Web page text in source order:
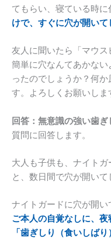
てもらい、寝ている時に
けで、すぐに穴が開いて
友人に聞いたら「マウ
簡単に穴なんてあかな
ったのでしょうか？何
す。よろしくお願いしま
回答：無意識の強い歯
質問に回答します。
大人も子供も、ナイト
と、数日間で穴が開いて
ナイトガードに穴が開い
ご本人の自覚なしに、
「歯ぎしり（食いしば